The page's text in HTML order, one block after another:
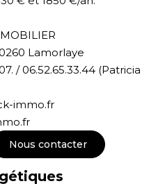
Lamorlaye
/ 06.52.65.33.44 (Patricia
immo.fr
Nous contacter